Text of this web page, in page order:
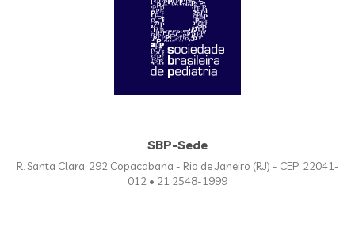
SBP-Sede
R. Santa Clara, 292 Copacabana - Rio de Janeiro (RJ) - CEP: 22041-
012 • 21 2548-1999